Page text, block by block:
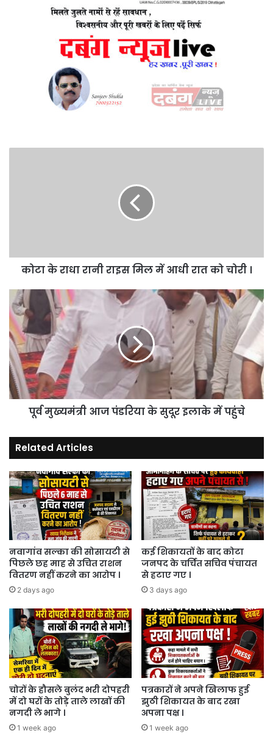
रात
कोटा के राधा रानी राइस मिल में आधी रात को चोरी ।
मुख्यमंत्री
आज
पंडरिया
के
सुदूर
इलाके
में
पहुंचे
पूर्व मुख्यमंत्री आज पंडरिया के सुदूर इलाके में पहुंचे
Related Articles
नवागांव सल्का की सोसायटी से
पिछले छह माह से उचित राशन
वितरण नहीं करने का आरोप ।
2 days ago
कई शिकायतों के बाद कोटा
जनपद के चर्चित सचिव पंचायत
से हटाए गए ।
3 days ago
चोरों के हौसले बुलंद भरी दोपहरी
में दो घरों के तोड़े ताले लाखों की
नगदी ले भागे ।
1 week ago
पत्रकारों ने अपने खिलाफ हुई
झुठी शिकायत के बाद रखा
अपना पक्ष ।
1 week ago